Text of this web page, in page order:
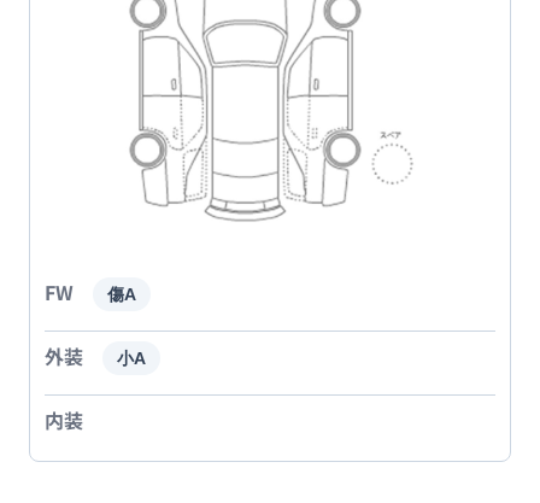
FW 傷A
外装 小A
内装